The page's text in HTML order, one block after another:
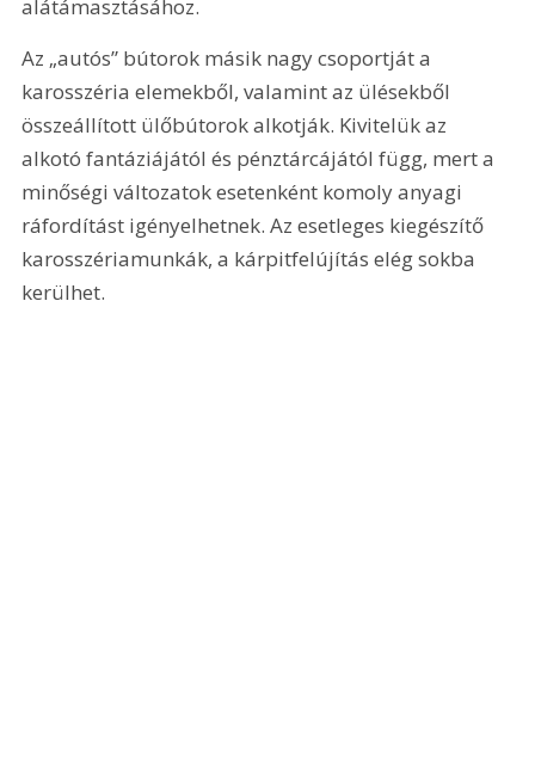
alátámasztásához.
Az „autós” bútorok másik nagy csoportját a
karosszéria elemekből, valamint az ülésekből
összeállított ülőbútorok alkotják. Kivitelük az
alkotó fantáziájától és pénztárcájától függ, mert a
minőségi változatok esetenként komoly anyagi
ráfordítást igényelhetnek. Az esetleges kiegészítő
karosszériamunkák, a kárpitfelújítás elég sokba
kerülhet.